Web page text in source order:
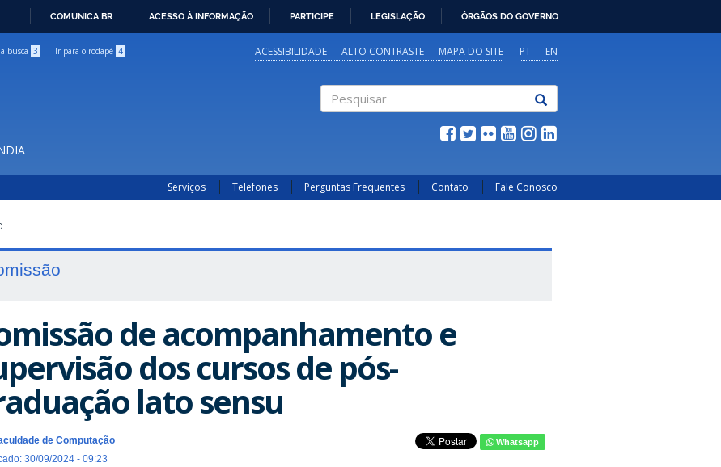
COMUNICA BR ACESSO À INFORMAÇÃO PARTICIPE LEGISLAÇÃO ÓRGÃOS DO GOVERNO
busca 3 Ir para o rodapé 4 PT EN
ACESSIBILIDADE ALTO CONTRASTE MAPA DO SITE
Serviços Telefones Perguntas Frequentes Contato Fale Conosco
de acompanhamento e
dos cursos de pós-
lato sensu
de Computação
30/09/2024 - 09:23
Whatsapp